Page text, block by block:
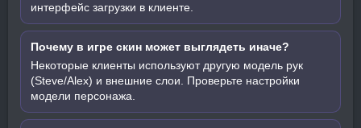
интерфейс загрузки в клиенте.
Почему в игре скин может выглядеть иначе?
Некоторые клиенты используют другую модель рук
(Steve/Alex) и внешние слои. Проверьте настройки
модели персонажа.